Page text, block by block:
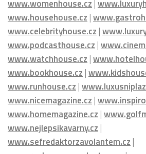
www.carshouse.cz|
www.womenhouse.cz|
www.househouse.cz|
www.celebrityhouse.cz|
www.podcasthouse.cz|
www.watchhouse.cz|
www.bookhouse.cz|
www.runhouse.cz|
www.nicemagazine.cz|
www.homemagazine.cz|
www.nejlepsikavarny.cz|